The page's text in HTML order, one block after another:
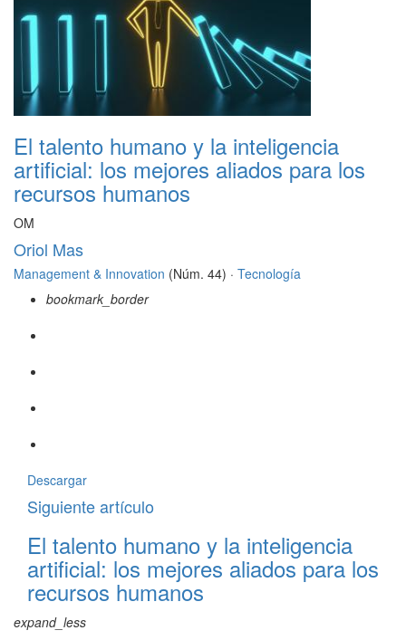
El talento humano y la inteligencia
artificial: los mejores aliados para los
recursos humanos
OM
Oriol Mas
Management & Innovation (Núm. 44) · Tecnología
bookmark_border
Descargar
Siguiente artículo
El talento humano y la inteligencia
artificial: los mejores aliados para los
recursos humanos
expand_less